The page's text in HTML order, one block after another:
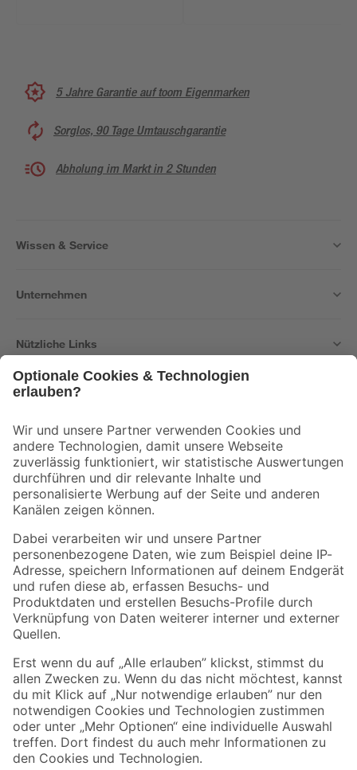
5 Jahre Garantie auf toom Eigenmarken
Sorglos, 90 Tage Umtauschgarantie
Abholung im Markt in 2 Stunden
Wissen & Service
Unternehmen
Nützliche Links
Der toom Newsletter: Keine Angebote und Aktionen mehr verpassen!
Zur Newsletter Anmeldung
Folge uns
Zahlungsarten Versandarten
Sicher einkaufen
Jetzt die toom-App herunterladen